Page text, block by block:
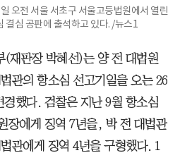
오전 서울 서초구 서울고등법원에서 열린
결심 공판에 출석하고 있다. /뉴스1
(재판장 박혜선)는 양 전 대법원
관의 항소심 선고기일을 오는 26
했다. 검찰은 지난 9월 항소심
장에게 징역 7년을, 박 전 대법관
관에게 징역 4년을 구형했다. 1